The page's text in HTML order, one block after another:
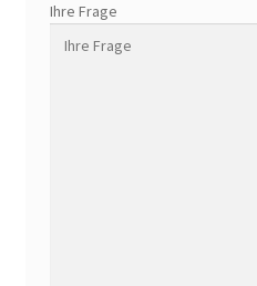
Ihre Frage